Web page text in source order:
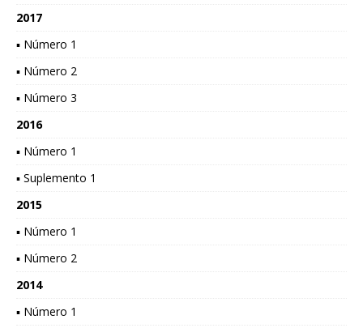
2017
▪ Número 1
▪ Número 2
▪ Número 3
2016
▪ Número 1
▪ Suplemento 1
2015
▪ Número 1
▪ Número 2
2014
▪ Número 1